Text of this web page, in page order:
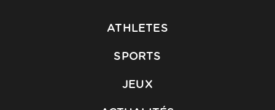
ATHLETES
SPORTS
JEUX